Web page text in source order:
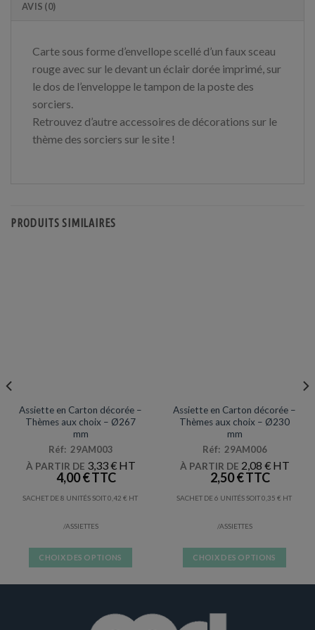
AVIS (0)
Carte sous forme d’envellope scellé d’un faux sceau
rouge avec sur le devant un éclair dorée imprimé, sur
le dos de l’enveloppe le tampon de la poste des
sorciers.
Retrouvez d’autre accessoires de décorations sur le
thème des sorciers sur le site !
PRODUITS SIMILAIRES
Assiette en Carton décorée –
Thèmes aux choix – Ø267
mm
Réf: 29AM003
À PARTIR DE 3,33€
4,00€
SACHET DE 8 UNITÉS SOIT 0,42 €
/ASSIETTES
CHOIX DES OPTIONS
plusieurs
Assiette en Carton décorée –
Thèmes aux choix – Ø230
mm
Réf: 29AM006
À PARTIR DE 2,08 €
2,50€
SACHET DE 6 UNITÉS SOIT 0,35 €
/ASSIETTES
CHOIX DES OPTIONS